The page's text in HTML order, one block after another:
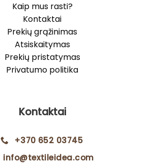
Kaip mus rasti?
Kontaktai
Prekių grąžinimas
Atsiskaitymas
Prekių pristatymas
Privatumo politika
Kontaktai
+370 652 03745
info@textileidea.com